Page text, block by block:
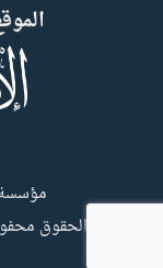
مؤسسة
جميع الحقوق